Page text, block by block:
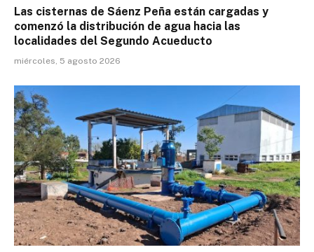
Las cisternas de Sáenz Peña están cargadas y
comenzó la distribución de agua hacia las
localidades del Segundo Acueducto
miércoles, 5 agosto 2026